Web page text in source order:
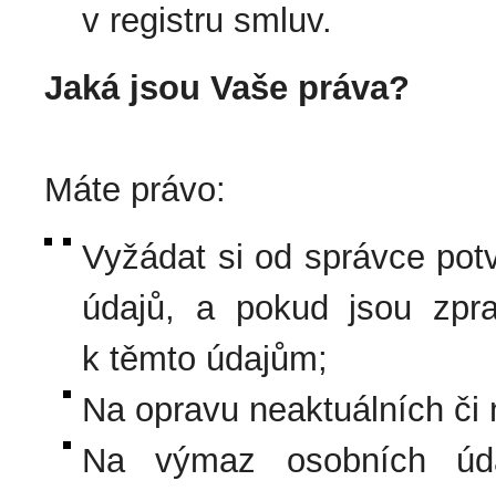
v registru smluv.
Jaká jsou Vaše práva?
Máte právo:
Vyžádat si od správce
údajů, a pokud jsou
k těmto údajům;
Na opravu neaktuálních či
Na výmaz osobních